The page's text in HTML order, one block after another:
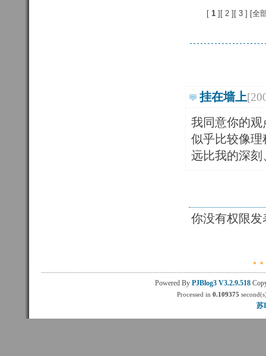
[ 1 ][ 2 ][ 3 ] [全
挂在墙上
我同意你的
似乎比较像
远比我的深
你没有权限发
Powered By PJBlog3 V3.2.9.518
Processed in0.109375
苏